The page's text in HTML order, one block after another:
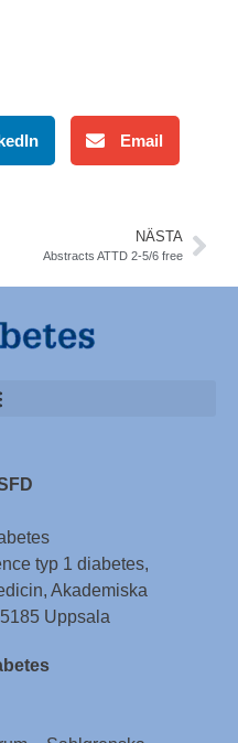
Email
NÄSTA
Abstracts ATTD 2-5/6 free
typ 1 diabetes,
Akademiska
Uppsala